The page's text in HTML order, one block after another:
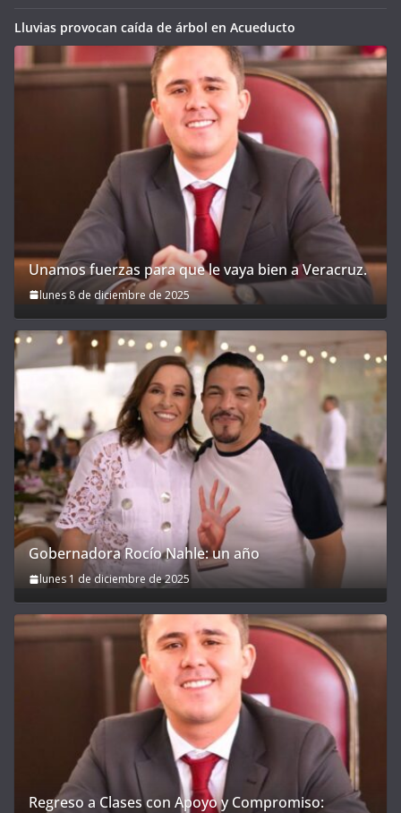
Lluvias provocan caída de árbol en Acueducto
Unamos fuerzas para que le vaya bien a Veracruz.
lunes 8 de diciembre de 2025
Gobernadora Rocío Nahle: un año
lunes 1 de diciembre de 2025
Regreso a Clases con Apoyo y Compromiso: